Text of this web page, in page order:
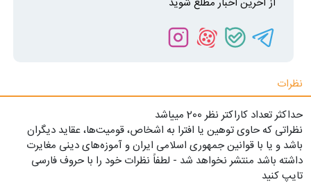
نظرات
حداکثر تعداد کاراکتر نظر 200 ميياشد
نظراتی که حاوی توهین یا افترا به اشخاص، قومیت‌ها، عقاید دیگران
باشد و یا با قوانین جمهوری اسلامی ایران و آموزه‌های دینی مغایرت
داشته باشد منتشر نخواهد شد - لطفاً نظرات خود را با حروف فارسی
تایپ کنید